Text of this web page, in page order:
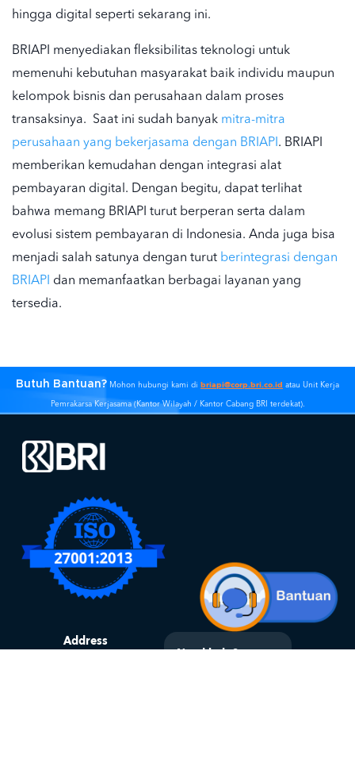
hingga digital seperti sekarang ini.
BRIAPI menyediakan fleksibilitas teknologi untuk
memenuhi kebutuhan masyarakat baik individu maupun
kelompok bisnis dan perusahaan dalam proses
transaksinya. Saat ini sudah banyak mitra-mitra
perusahaan yang bekerjasama dengan BRIAPI . BRIAPI
memberikan kemudahan dengan integrasi alat
pembayaran digital. Dengan begitu, dapat terlihat
bahwa memang BRIAPI turut berperan serta dalam
evolusi sistem pembayaran di Indonesia. Anda juga bisa
menjadi salah satunya dengan turut berintegrasi dengan
BRIAPI dan memanfaatkan berbagai layanan yang
tersedia.
Butuh Bantuan? Mohon hubungi kami di briapi@corp.bri.co.id atau Unit Kerja
Pemrakarsa Kerjasama (Kantor Wilayah / Kantor Cabang BRI terdekat).
Address
Need help?